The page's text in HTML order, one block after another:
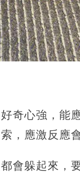
奇心強，能
，應激反應
會躲起來，